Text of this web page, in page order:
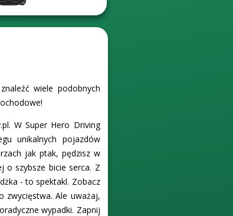
wiele podobnych
W Super Hero Driving
unikalnych pojazdów
jak ptak, pędzisz w
o szybsze bicie serca. Z
- to spektakl. Zobacz
zwycięstwa. Ale uważaj,
wypadki. Zapnij